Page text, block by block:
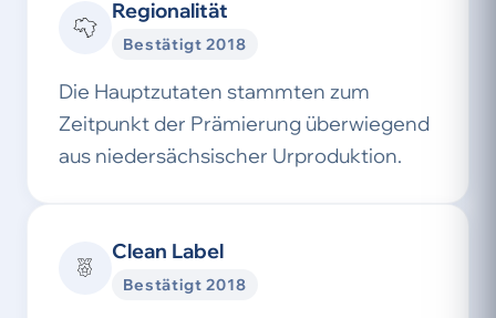
Regionalität
Bestätigt 2018
Die Hauptzutaten stammten zum
Zeitpunkt der Prämierung überwiegend
aus niedersächsischer Urproduktion.
Clean Label
Bestätigt 2018